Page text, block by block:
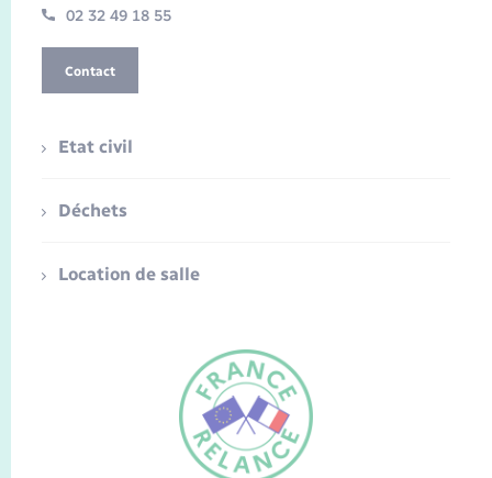
02 32 49 18 55
Contact
Etat civil
Déchets
Location de salle